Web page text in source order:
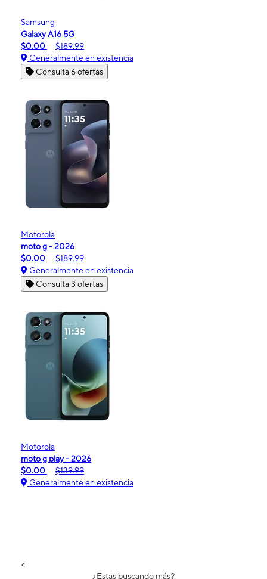
Samsung
Galaxy A16 5G
$0.00
$189.99
Generalmente en existencia
Consulta 6 ofertas
Motorola
moto g - 2026
$0.00
$189.99
Generalmente en existencia
Consulta 3 ofertas
Motorola
moto g play - 2026
$0.00
$139.99
Generalmente en existencia
<
¿Estás buscando más?